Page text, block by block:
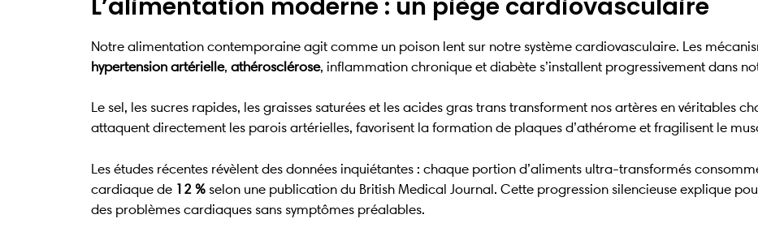
Notre alimentation contemporaine agit comme un poison lent sur notre système cardiovasculaire. Les
hypertension artérielle, athérosclérose, inflammation chronique et diabète s’installent progressivement dans
Le sel, les sucres rapides, les graisses saturées et les acides gras trans transforment nos artères en véritables
attaquent directement les parois artérielles, favorisent la formation de plaques d’athérome et fragilisent le
Les études récentes révèlent des données inquiétantes : chaque portion d’aliments ultra-transformés
cardiaque de 12 % selon une publication du British Medical Journal. Cette progression silencieuse explique
des problèmes cardiaques sans symptômes préalables.